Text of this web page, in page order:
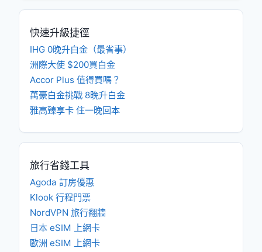
快速升級捷徑
IHG 0晚升白金（最省事）
洲際大使 $200買白金
Accor Plus 值得買嗎？
萬豪白金挑戰 8晚升白金
雅高臻享卡 住一晚回本
旅行省錢工具
Agoda 訂房優惠
Klook 行程門票
NordVPN 旅行翻牆
日本 eSIM 上網卡
歐洲 eSIM 上網卡